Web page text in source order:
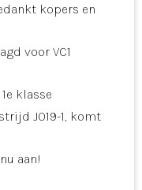
kopers en
voor VC1
klasse
JO19-1, komt
aan!